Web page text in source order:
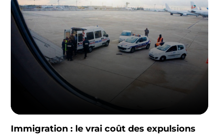
Immigration : le vrai coût des expulsions